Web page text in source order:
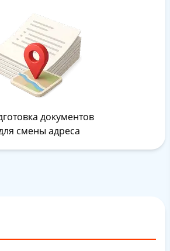
документов
смены адреса